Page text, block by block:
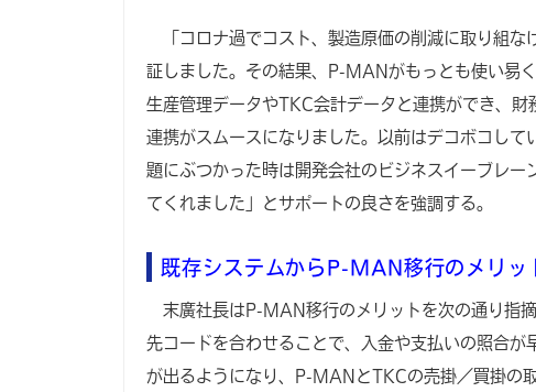
「コロナ過でコスト、製造原価の削減に取り組な
証しました。その結果、P-MANがもっとも使い易
生産管理データやTKC会計データと連携ができ、
連携がスムースになりました。以前はデコボコし
題にぶつかった時は開発会社のビジネスイーブレ
てくれました」とサポートの良さを強調する。
既存システムからP-MAN移行のメリッ
末廣社長はP-MAN移行のメリットを次の通り指
先コードを合わせることで、入金や支払いの照合
が出るようになり、P-MANとTKCの売掛／買掛の